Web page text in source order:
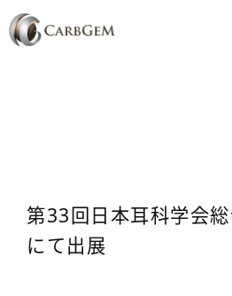
第33回日本耳科学会
にて出展